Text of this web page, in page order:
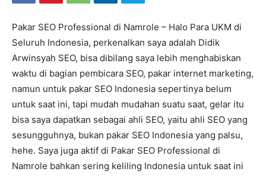
Pakar SEO Professional di Namrole – Halo Para UKM di
Seluruh Indonesia, perkenalkan saya adalah Didik
Arwinsyah SEO, bisa dibilang saya lebih menghabiskan
waktu di bagian pembicara SEO, pakar internet marketing,
namun untuk pakar SEO Indonesia sepertinya belum
untuk saat ini, tapi mudah mudahan suatu saat, gelar itu
bisa saya dapatkan sebagai ahli SEO, yaitu ahli SEO yang
sesungguhnya, bukan pakar SEO Indonesia yang palsu,
hehe. Saya juga aktif di Pakar SEO Professional di
Namrole bahkan sering keliling Indonesia untuk saat ini